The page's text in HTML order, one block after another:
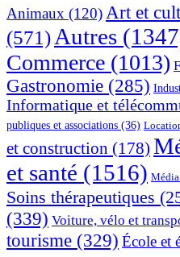
Animaux (120) Art et
(571) Autres
Commerce (1013)
Gastronomie (285)
Informatique et
publiques et associations (36)
et construction (178)
et santé (1516) Média
Soins thérapeutiques
(339) Voiture, vélo et
tourisme (329) École et